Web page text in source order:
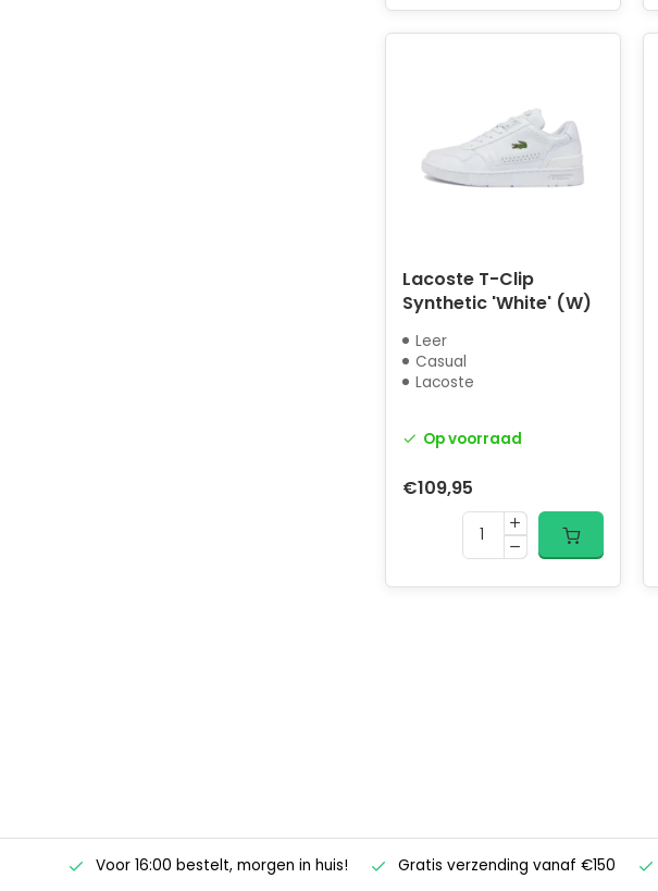
Lacoste T-Clip
Synthetic 'White' (W)
Leer
Casual
Lacoste
Op voorraad
€109,95
Voor 16:00 bestelt, morgen in huis! Gratis verzending vanaf €150